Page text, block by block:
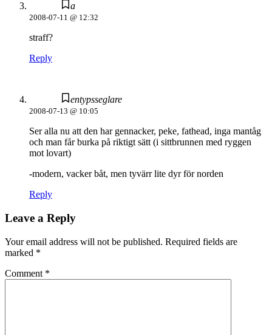
a
2008-07-11 @ 12:32
straff?
Reply
entypsseglare
2008-07-13 @ 10:05
Ser alla nu att den har gennacker, peke, fathead, inga mantåg
och man får burka på riktigt sätt (i sittbrunnen med ryggen
mot lovart)
-modern, vacker båt, men tyvärr lite dyr för norden
Reply
Leave a Reply
Your email address will not be published. Required fields are
marked *
Comment *